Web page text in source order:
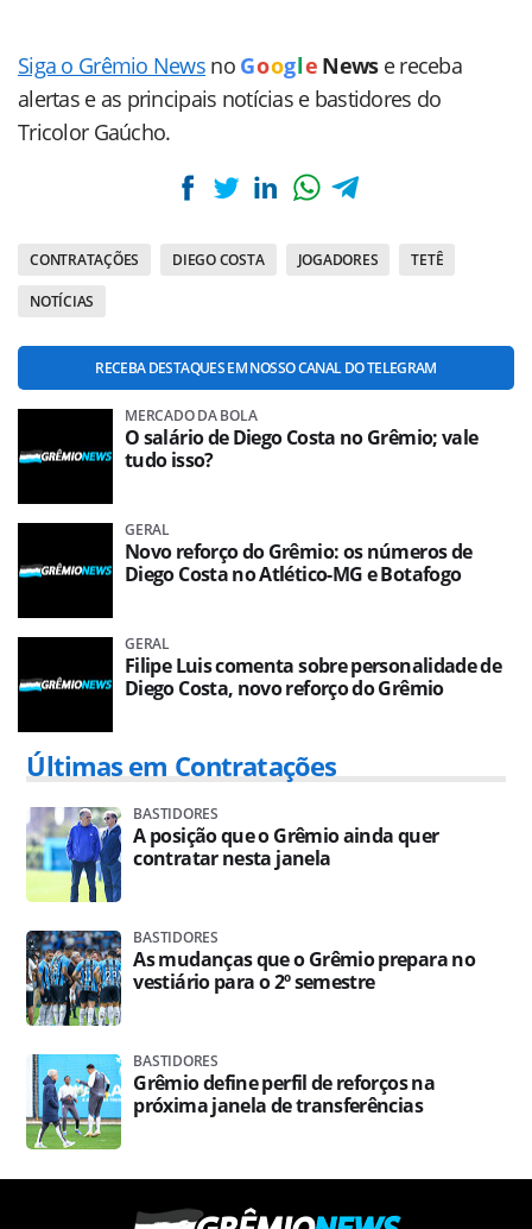
Siga o Grêmio News no Goog le News e receba
alertas e as principais notícias e bastidores do
Tricolor Gaúcho.
CONTRATAÇÕES DIEGO COSTA JOGADORES TETÊ
NOTÍCIAS
RECEBA DESTAQUES EM NOSSO CANAL DO TELEGRAM
MERCADO DA BOLA
O salário de Diego Costa no Grêmio; vale
tudo isso?
GERAL
Novo reforço do Grêmio: os números de
Diego Costa no Atlético-MG e Botafogo
GERAL
Filipe Luis comenta sobre personalidade de
Diego Costa, novo reforço do Grêmio
Últimas em Contratações
BASTIDORES
A posição que o Grêmio ainda quer
contratar nesta janela
BASTIDORES
As mudanças que o Grêmio prepara no
vestiário para o 2º semestre
BASTIDORES
Grêmio define perfil de reforços na
próxima janela de transferências